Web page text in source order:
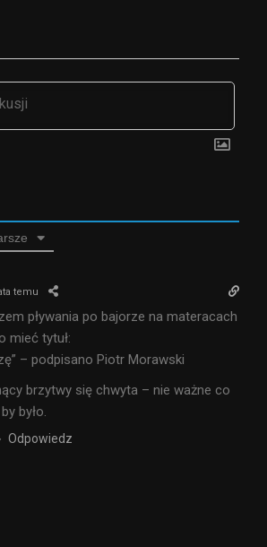
temu
pływania po bajorze na materacach
mieć tytuł:
– podpisano Piotr Morawski
brzytwy się chwyta – nie ważne co
było.
Odpowiedz